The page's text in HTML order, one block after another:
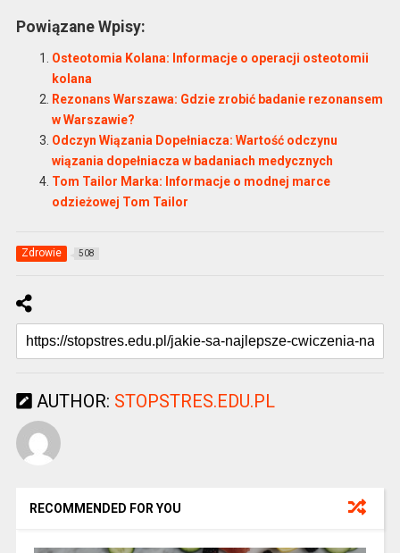
Powiązane Wpisy:
Osteotomia Kolana: Informacje o operacji osteotomii
kolana
Rezonans Warszawa: Gdzie zrobić badanie rezonansem
w Warszawie?
Odczyn Wiązania Dopełniacza: Wartość odczynu
wiązania dopełniacza w badaniach medycznych
Tom Tailor Marka: Informacje o modnej marce
odzieżowej Tom Tailor
Zdrowie 508
AUTHOR: STOPSTRES.EDU.PL
RECOMMENDED FOR YOU